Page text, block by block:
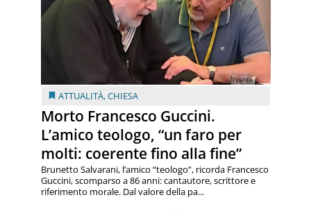
ATTUALITÀ,CHIESA
Morto Francesco Guccini.
L’amico teologo, “un faro per
molti: coerente fino alla fine”
Brunetto Salvarani, l’amico “teologo”, ricorda Francesco
Guccini, scomparso a 86 anni: cantautore, scrittore e
riferimento morale. Dal valore della pa...